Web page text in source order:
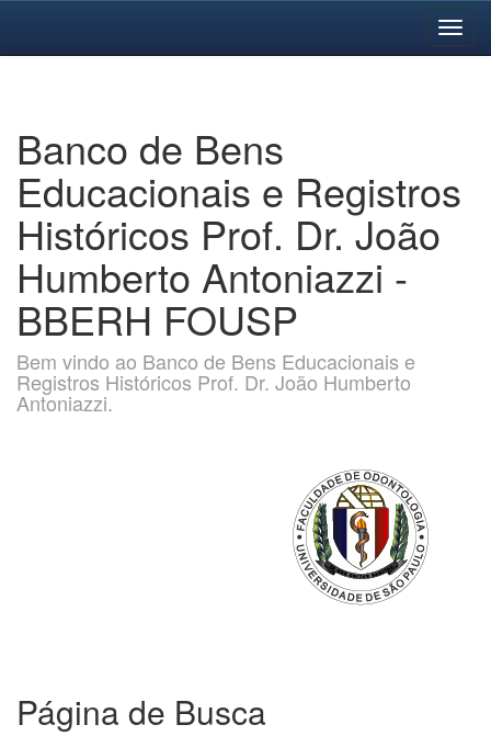
Banco de Bens
Educacionais e Registros
Históricos Prof. Dr. João
Humberto Antoniazzi -
BBERH FOUSP
Bem vindo ao Banco de Bens Educacionais e
Registros Históricos Prof. Dr. João Humberto
Antoniazzi.
Página de Busca